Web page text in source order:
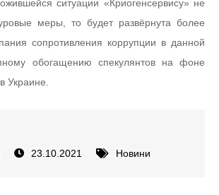
ситуации «Криогенсервису» не
меры, то будет развёрнута более
сопротивления коррупции в данной
обогащению спекулянтов на фоне
Украине.
23.10.2021 Новини